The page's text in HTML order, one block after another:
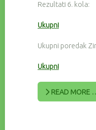
Rezultati 6. kola:
Ukupni
Ukupni poredak
Ukupni
READ MORE